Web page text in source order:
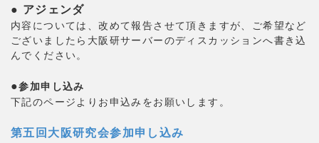
● アジェンダ
内容については、改めて報告させて頂きますが、ご希望など
ございましたら大阪研サーバーのディスカッションへ書き込
んでください。
●参加申し込み
下記のページよりお申込みをお願いします。
第五回大阪研究会参加申し込み